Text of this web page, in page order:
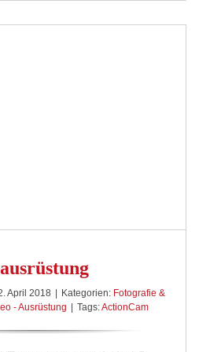
April 2018 Kategorien: Fotografie &
- Ausrüstung Tags:ActionCam